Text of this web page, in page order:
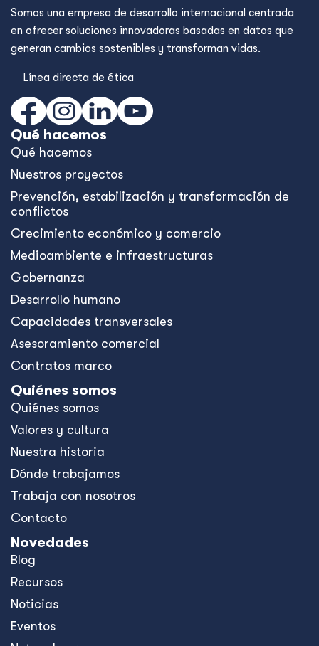
Somos una empresa de desarrollo internacional centrada
en ofrecer soluciones innovadoras basadas en datos que
generan cambios sostenibles y transforman vidas.
Línea directa de ética
Qué hacemos
Qué hacemos
Nuestros proyectos
Prevención, estabilización y transformación de
conflictos
Crecimiento económico y comercio
Medioambiente e infraestructuras
Gobernanza
Desarrollo humano
Capacidades transversales
Asesoramiento comercial
Contratos marco
Quiénes somos
Quiénes somos
Valores y cultura
Nuestra historia
Dónde trabajamos
Trabaja con nosotros
Contacto
Novedades
Blog
Recursos
Noticias
Eventos